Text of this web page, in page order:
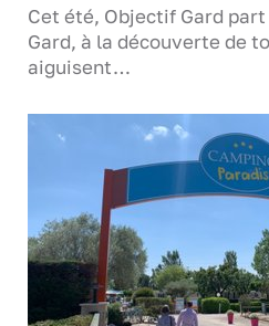
Cet été, Objectif Gard
Gard, à la découverte de
aiguisent…